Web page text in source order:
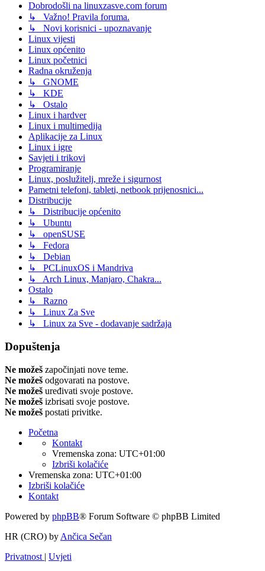
Dobrodošli na linuxzasve.com forum
↳ Važno! Pravila foruma.
↳ Novi korisnici - upoznavanje
Linux vijesti
Linux općenito
Linux početnici
Radna okruženja
↳ GNOME
↳ KDE
↳ Ostalo
Linux i hardver
Linux i multimedija
Aplikacije za Linux
Linux i igre
Savjeti i trikovi
Programiranje
Linux, poslužitelj, mreže i sigurnost
Pametni telefoni, tableti, netbook prijenosnici...
Distribucije
↳ Distribucije općenito
↳ Ubuntu
↳ openSUSE
↳ Fedora
↳ Debian
↳ PCLinuxOS i Mandriva
↳ Arch Linux, Manjaro, Chakra...
Ostalo
↳ Razno
↳ Linux Za Sve
↳ Linux za Sve - dodavanje sadržaja
Dopuštenja
Ne možeš započinjati nove teme.
Ne možeš odgovarati na postove.
Ne možeš uređivati svoje postove.
Ne možeš izbrisati svoje postove.
Ne možeš postati privitke.
Početna
Kontakt
Vremenska zona: UTC+01:00
Izbriši kolačiće
Vremenska zona: UTC+01:00
Izbriši kolačiće
Kontakt
Powered by phpBB® Forum Software © phpBB Limited
HR (CRO) by Ančica Sečan
Privatnost | Uvjeti